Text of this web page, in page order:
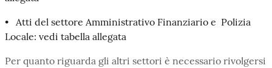
richiesta.
Salvo i casi di sospensione o di differimento, il
procedimento deve concludersi
presentazione della domanda.
• Atti del settore Amministrativo Finanziario e Polizia
Locale: vedi tabella allegata
Per quanto riguarda gli altri settori è necessario rivolgersi